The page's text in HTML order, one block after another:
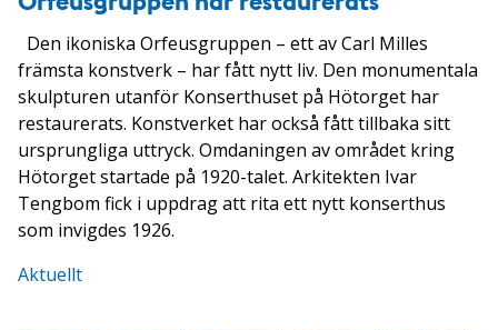
Den ikoniska Orfeusgruppen – ett av Carl Milles
främsta konstverk – har fått nytt liv. Den monumentala
skulpturen utanför Konserthuset på Hötorget har
restaurerats. Konstverket har också fått tillbaka sitt
ursprungliga uttryck. Omdaningen av området kring
Hötorget startade på 1920-talet. Arkitekten Ivar
Tengbom fick i uppdrag att rita ett nytt konserthus
som invigdes 1926.
Aktuellt